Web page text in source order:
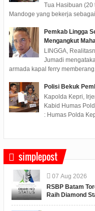
Tua Hasibuan (20
Mandoge yang bekerja sebagai
Pemkab Lingga
Mengangkut
LINGGA,
Jumadi
armada kapal ferry
Polisi Bekuk
Kapolda Kepri,
Kabid Humas
: Humas Polda
simplepost
07 Aug 2026
RSBP Batam
Raih Diamond